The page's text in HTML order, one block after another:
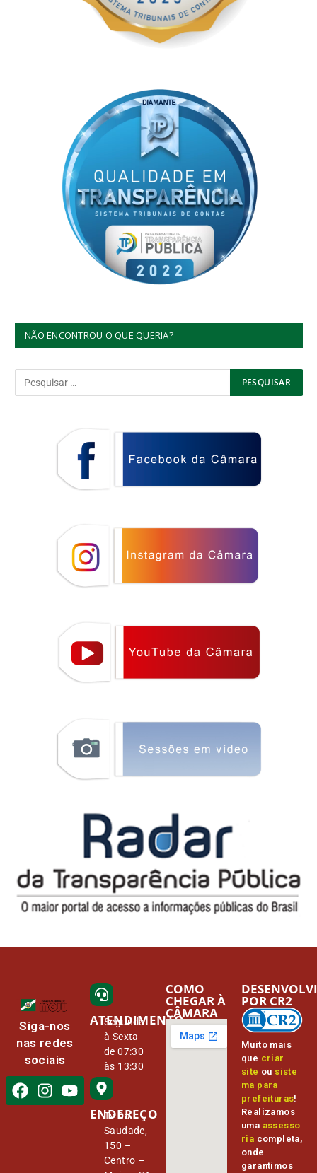
NÃO ENCONTROU O QUE QUERIA?
Siga-nos
nas redes
sociais
ATENDIMENTO
Segunda
à Sexta
de 07:30
às 13:30
ENDEREÇO
Tv Da
Saudade,
150 –
Centro –
COMO
CHEGAR À
CÂMARA
Muito mais
que criar
site ou siste
ma para
prefeituras!
Realizamos
uma assesso
ria completa,
onde
garantimos
POR CR2